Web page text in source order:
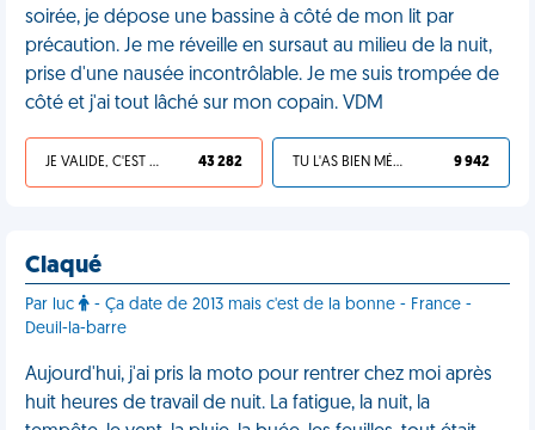
soirée, je dépose une bassine à côté de mon lit par
précaution. Je me réveille en sursaut au milieu de la nuit,
prise d'une nausée incontrôlable. Je me suis trompée de
côté et j'ai tout lâché sur mon copain. VDM
JE VALIDE, C'EST UNE VDM 43 282 TU L'AS BIEN MÉRITÉ 9 942
Claqué
Par luc
- Ça date de 2013 mais c'est de la bonne - France -
Deuil-la-barre
Aujourd'hui, j'ai pris la moto pour rentrer chez moi après
huit heures de travail de nuit. La fatigue, la nuit, la